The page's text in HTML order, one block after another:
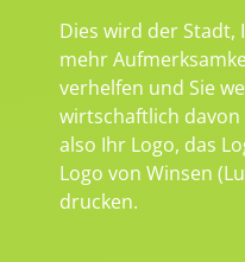
Dies wird der Stadt,
mehr
verhelfen und Sie
wirtschaftlich davon
also Ihr Logo, das
Logo von Winsen
drucken.